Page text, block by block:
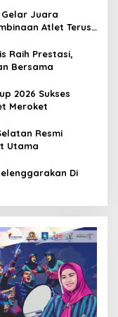
Gelar Juara
Atlet Terus
Raih Prestasi,
Bersama
2026 Sukses
Meroket
Resmi
Utama
Di